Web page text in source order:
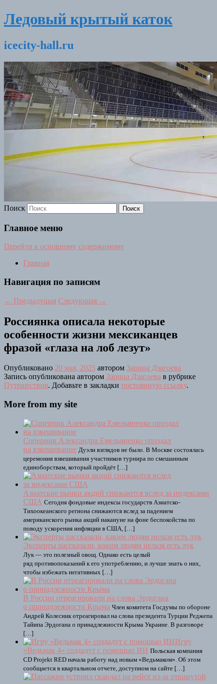
Ледовый крытый каток
icecity-hall.ru
Поиск
Главное меню
Перейти к основному содержимому
Главная
Навигация по записям
← Предыдущая Следующая →
Россиянка описала некоторые
особенности жизни мексиканцев
фразой «глаза на лоб лезут»
Опубликовано 20 мая, 2025 автором Зарина Дзагоева
Запись опубликована автором Зарина Дзагоева в рубрике
Путешествия. Добавьте в закладки постоянную ссылку.
More from my site
Соперник Александра Емельяненко опоздал
на взвешивание Дуэли взглядов не было. В Москве состоялась
церемония взвешивания участников турнира по смешанным
единоборствам, который пройдёт […]
Азиатские рынки акций снижаются вслед за индексами
США Сегодня фондовые индексы государств Азиатско-
Тихоокеанского региона снижаются вслед за падением
американского рынка акций накануне на фоне беспокойства по
поводу ускорения инфляции в США, […]
Эксперты рассказали, каким людям нельзя есть лук
Лук — это полезный овощ. Однако есть целый
ряд противопоказаний к его употреблению, и лучше знать о них,
чтобы избежать негативных […]
В России отреагировали на слова Эрдогана
о принадлежности Крыма Член комитета Госдумы по обороне
Андрей Колесник отреагировал на слова президента Турции Реджепа
Тайипа Эрдогана о принадлежности Крыма Украине. В разговоре
[…]
Игру
«Ведьмак 4» создадут с помощью ИИ Польская компания
CD Projekt RED начала работу над новым «Ведьмаком». Об этом
сообщается в квартальном отчете, доступном на сайте […]